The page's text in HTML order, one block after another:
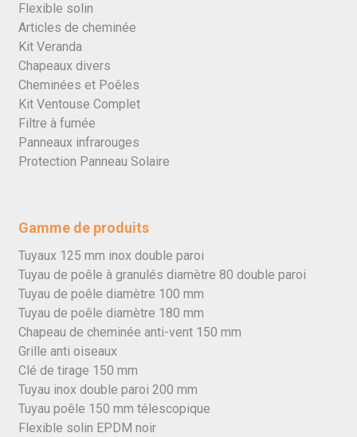
Flexible solin
Articles de cheminée
Kit Veranda
Chapeaux divers
Cheminées et Poêles
Kit Ventouse Complet
Filtre à fumée
Panneaux infrarouges
Protection Panneau Solaire
Gamme de produits
Tuyaux 125 mm inox double paroi
Tuyau de poêle à granulés diamètre 80 double paroi
Tuyau de poêle diamètre 100 mm
Tuyau de poêle diamètre 180 mm
Chapeau de cheminée anti-vent 150 mm
Grille anti oiseaux
Clé de tirage 150 mm
Tuyau inox double paroi 200 mm
Tuyau poêle 150 mm télescopique
Flexible solin EPDM noir